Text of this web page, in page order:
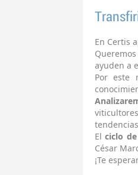
En Certis
ayuden a
Por este
Elciclo
César
¡Te